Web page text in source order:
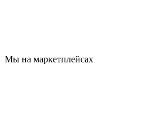
Мы на маркетплейсах